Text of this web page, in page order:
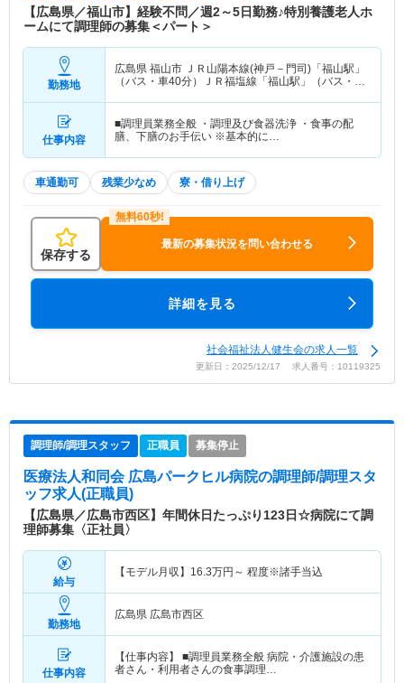
【広島県／福山市】経験不問／週2～5日勤務♪特別養護老人ホ
ームにて調理師の募集＜パート＞
勤務地
広島県 福山市 ＪＲ山陽本線(神戸－門司)「福山駅」
（バス・車40分）ＪＲ福塩線「福山駅」（バス・車
仕事内容
■調理員業務全般 ・調理及び食器洗浄 ・食事の配
膳、下膳のお手伝い ※基本的に…
車通勤可 残業少なめ 寮・借り上げ
保存する
最新の募集状況を問い合わせる
詳細を見る
社会福祉法人健生会の求人一覧
更新日：2025/12/17 求人番号：10119325
調理師/調理スタッフ 正職員 募集停止
医療法人和同会 広島パークヒル病院の調理師/調理スタ
ッフ求人(正職員)
【広島県／広島市西区】年間休日たっぷり123日☆病院にて調
理師募集〈正社員〉
給与
【モデル月収】 16.3万円～ 程度※諸手当込
勤務地
広島県 広島市西区
仕事内容
【仕事内容】 ■調理員業務全般 病院・介護施設の患
者さん・利用者さんの食事調理…